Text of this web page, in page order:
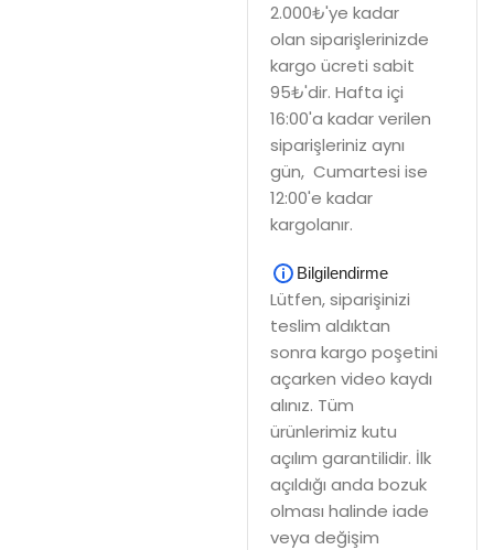
2.000₺'ye kadar
olan siparişlerinizde
kargo ücreti sabit
95₺'dir. Hafta içi
16:00'a kadar verilen
siparişleriniz aynı
gün, Cumartesi ise
12:00'e kadar
kargolanır.
Bilgilendirme
Lütfen, siparişinizi
teslim aldıktan
sonra kargo poşetini
açarken video kaydı
alınız. Tüm
ürünlerimiz kutu
açılım garantilidir. İlk
açıldığı anda bozuk
olması halinde iade
veya değişim